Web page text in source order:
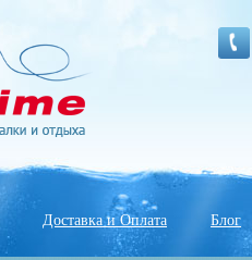
Доставка и Оплата Блог